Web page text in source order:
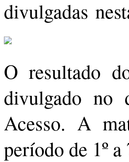
divulgadas
O resultado
divulgado no
Acesso. A
período de 1º